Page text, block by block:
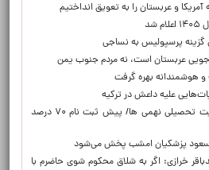
و عربستان را به تعویق انداختیم
گزینه پرسپولیس به نساجی
عربستان است، نه مردم جنوب یمن
و هوشمندانه بهره گرفت
صدور بیش از ۹۰ درصد هدایت تحصیلی نهمی ها/ پیش ثبت نام ۷۰ درصد
پزشکیان امشب پخش می‌شود
خرازی: اگر به شلاق محکوم شوی حاضرم با